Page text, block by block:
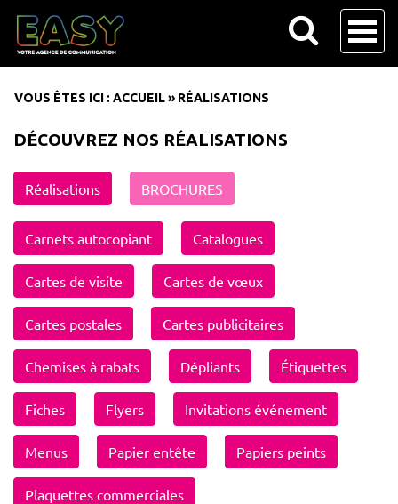
VOUS ÊTES ICI : ACCUEIL» RÉALISATIONS
DÉCOUVREZ NOS RÉALISATIONS
Réalisations BROCHURES
Carnets autocopiant Catalogues
Cartes de visite Cartes de vœux
Cartes postales Cartes publicitaires
Chemises à rabats Dépliants Étiquettes
Fiches Flyers Invitations événement
Menus Papier entête Papiers peints
Plaquettes commerciales